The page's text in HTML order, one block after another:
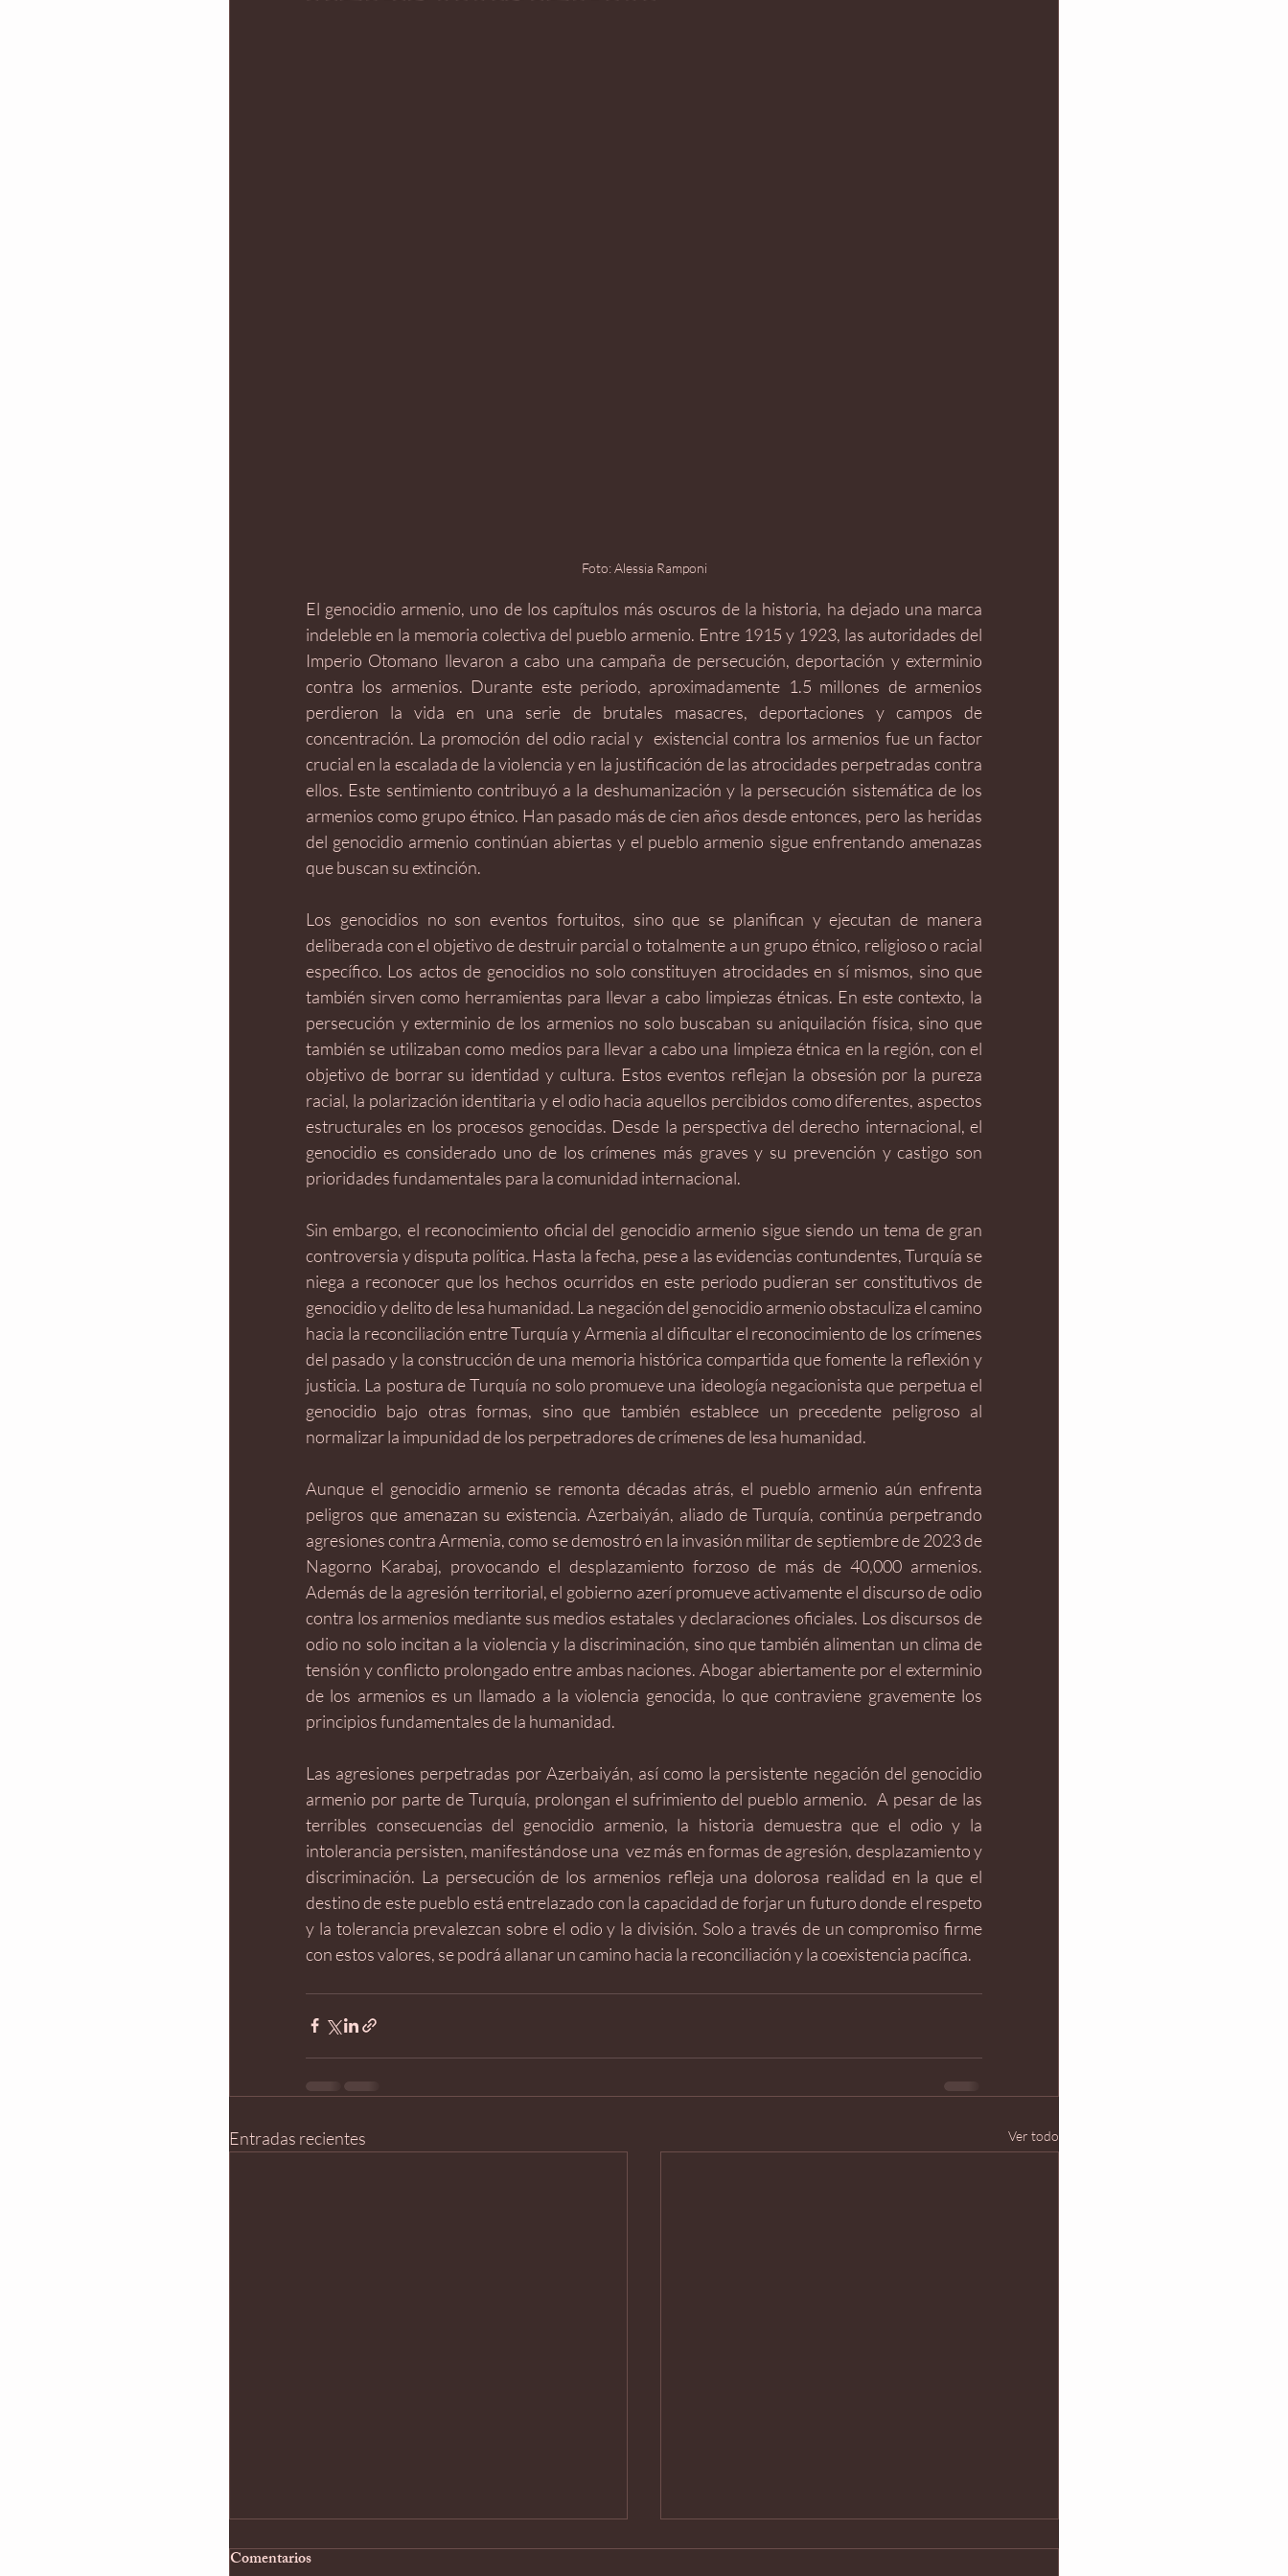
Foto: Alessia Ramponi
El genocidio armenio, uno de los capítulos más oscuros de la historia, ha dejado una marca
indeleble en la memoria colectiva del pueblo armenio. Entre 1915 y 1923, las autoridades del
Imperio Otomano llevaron a cabo una campaña de persecución, deportación y exterminio
contra los armenios. Durante este periodo, aproximadamente 1.5 millones de armenios
perdieron la vida en una serie de brutales masacres, deportaciones y campos de
concentración. La promoción del odio racial y  existencial contra los armenios fue un factor
crucial en la escalada de la violencia y en la justificación de las atrocidades perpetradas contra
ellos. Este sentimiento contribuyó a la deshumanización y la persecución sistemática de los
armenios como grupo étnico. Han pasado más de cien años desde entonces, pero las heridas
del genocidio armenio continúan abiertas y el pueblo armenio sigue enfrentando amenazas
que buscan su extinción.
Los genocidios no son eventos fortuitos, sino que se planifican y ejecutan de manera
deliberada con el objetivo de destruir parcial o totalmente a un grupo étnico, religioso o racial
específico. Los actos de genocidios no solo constituyen atrocidades en sí mismos, sino que
también sirven como herramientas para llevar a cabo limpiezas étnicas. En este contexto, la
persecución y exterminio de los armenios no solo buscaban su aniquilación física, sino que
también se utilizaban como medios para llevar a cabo una limpieza étnica en la región, con el
objetivo de borrar su identidad y cultura. Estos eventos reflejan la obsesión por la pureza
racial, la polarización identitaria y el odio hacia aquellos percibidos como diferentes, aspectos
estructurales en los procesos genocidas. Desde la perspectiva del derecho internacional, el
genocidio es considerado uno de los crímenes más graves y su prevención y castigo son
prioridades fundamentales para la comunidad internacional.
Sin embargo, el reconocimiento oficial del genocidio armenio sigue siendo un tema de gran
controversia y disputa política. Hasta la fecha, pese a las evidencias contundentes, Turquía se
niega a reconocer que los hechos ocurridos en este periodo pudieran ser constitutivos de
genocidio y delito de lesa humanidad. La negación del genocidio armenio obstaculiza el camino
hacia la reconciliación entre Turquía y Armenia al dificultar el reconocimiento de los crímenes
del pasado y la construcción de una memoria histórica compartida que fomente la reflexión y
justicia. La postura de Turquía no solo promueve una ideología negacionista que perpetua el
genocidio bajo otras formas, sino que también establece un precedente peligroso al
normalizar la impunidad de los perpetradores de crímenes de lesa humanidad.
Aunque el genocidio armenio se remonta décadas atrás, el pueblo armenio aún enfrenta
peligros que amenazan su existencia. Azerbaiyán, aliado de Turquía, continúa perpetrando
agresiones contra Armenia, como se demostró en la invasión militar de septiembre de 2023 de
Nagorno Karabaj, provocando el desplazamiento forzoso de más de 40,000 armenios.
Además de la agresión territorial, el gobierno azerí promueve activamente el discurso de odio
contra los armenios mediante sus medios estatales y declaraciones oficiales. Los discursos de
odio no solo incitan a la violencia y la discriminación, sino que también alimentan un clima de
tensión y conflicto prolongado entre ambas naciones. Abogar abiertamente por el exterminio
de los armenios es un llamado a la violencia genocida, lo que contraviene gravemente los
principios fundamentales de la humanidad.
Las agresiones perpetradas por Azerbaiyán, así como la persistente negación del genocidio
armenio por parte de Turquía, prolongan el sufrimiento del pueblo armenio.  A pesar de las
terribles consecuencias del genocidio armenio, la historia demuestra que el odio y la
intolerancia persisten, manifestándose una  vez más en formas de agresión, desplazamiento y
discriminación. La persecución de los armenios refleja una dolorosa realidad en la que el
destino de este pueblo está entrelazado con la capacidad de forjar un futuro donde el respeto
y la tolerancia prevalezcan sobre el odio y la división. Solo a través de un compromiso firme
con estos valores, se podrá allanar un camino hacia la reconciliación y la coexistencia pacífica.
Entradas recientes Ver todo
Comentarios